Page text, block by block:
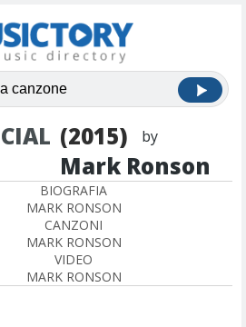
(2015) by
Mark Ronson
BIOGRAFIA
MARK RONSON
CANZONI
MARK RONSON
VIDEO
MARK RONSON